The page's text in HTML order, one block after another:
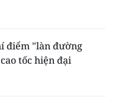
điểm "làn đường
tốc hiện đại